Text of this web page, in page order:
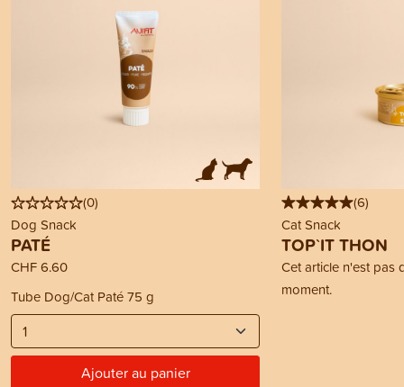
(0)
Dog Snack
PATÉ
CHF 6.60
Tube Dog/Cat Paté 75 g
Ajouter au panier
(6)
Cat Snack
TOP`IT THON
Cet article n'est pas
moment.